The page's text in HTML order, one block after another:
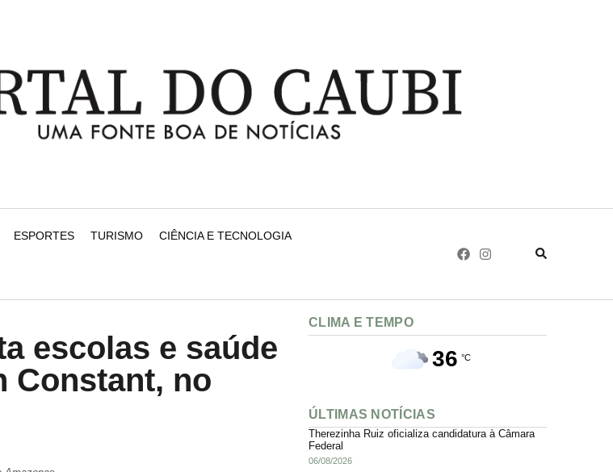
ESPORTES TURISMO CIÊNCIA E TECNOLOGIA
escolas e saúde
Constant, no
CLIMA E TEMPO
36 °C
ÚLTIMAS NOTÍCIAS
Therezinha Ruiz oficializa candidatura à Câmara
Federal
06/08/2026